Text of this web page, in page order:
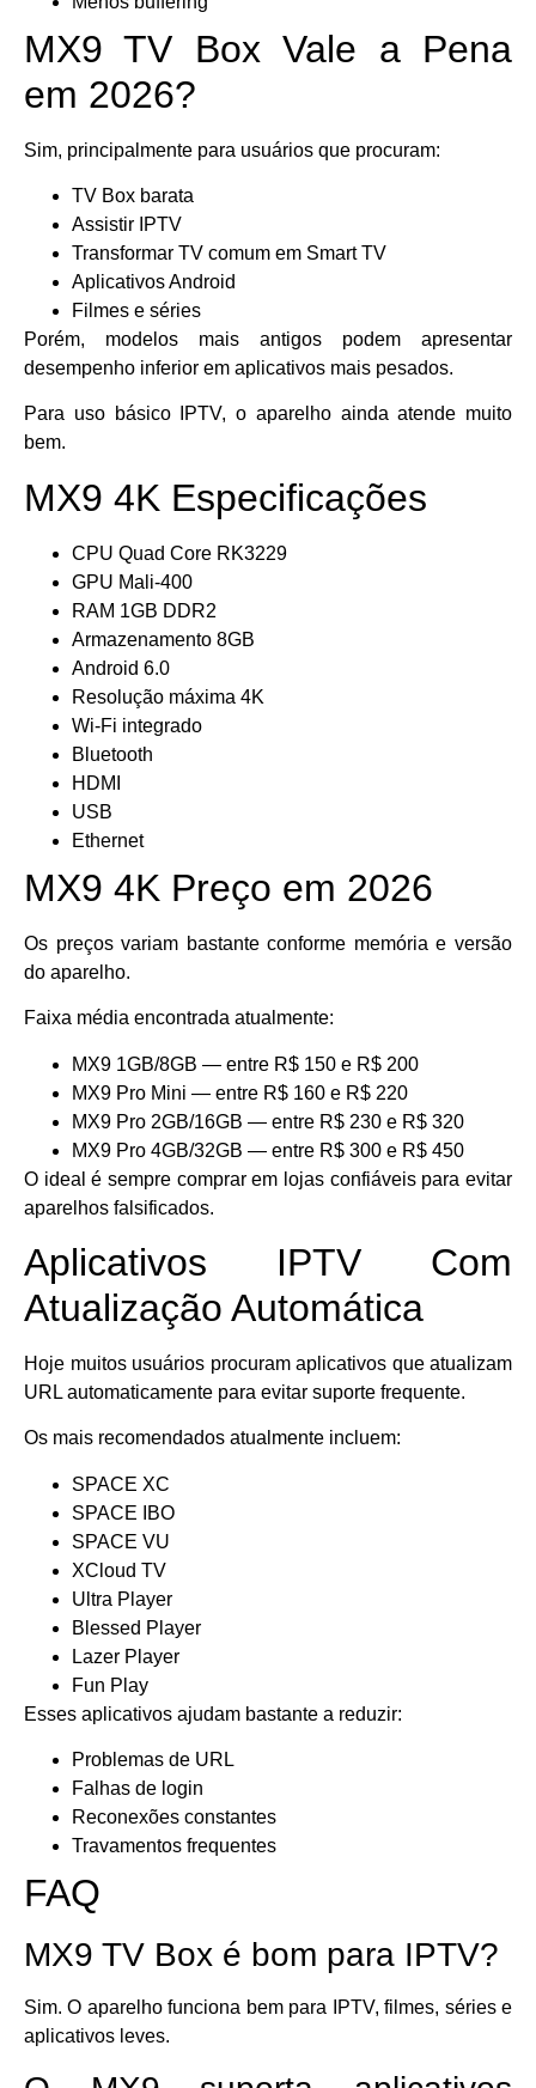
MX9 TV Box Vale a Pena
em 2026?
Sim, principalmente para usuários que procuram:
TV Box barata
Assistir IPTV
Transformar TV comum em Smart TV
Aplicativos Android
Filmes e séries
Porém, modelos mais antigos podem apresentar
desempenho inferior em aplicativos mais pesados.
Para uso básico IPTV, o aparelho ainda atende muito
bem.
MX9 4K Especificações
CPU Quad Core RK3229
GPU Mali-400
RAM 1GB DDR2
Armazenamento 8GB
Android 6.0
Resolução máxima 4K
Wi-Fi integrado
Bluetooth
HDMI
USB
Ethernet
MX9 4K Preço em 2026
Os preços variam bastante conforme memória e versão
do aparelho.
Faixa média encontrada atualmente:
MX9 1GB/8GB — entre R$ 150 e R$ 200
MX9 Pro Mini — entre R$ 160 e R$ 220
MX9 Pro 2GB/16GB — entre R$ 230 e R$ 320
MX9 Pro 4GB/32GB — entre R$ 300 e R$ 450
O ideal é sempre comprar em lojas confiáveis para evitar
aparelhos falsificados.
Aplicativos IPTV Com
Atualização Automática
Hoje muitos usuários procuram aplicativos que atualizam
URL automaticamente para evitar suporte frequente.
Os mais recomendados atualmente incluem:
SPACE XC
SPACE IBO
SPACE VU
XCloud TV
Ultra Player
Blessed Player
Lazer Player
Fun Play
Esses aplicativos ajudam bastante a reduzir:
Problemas de URL
Falhas de login
Reconexões constantes
Travamentos frequentes
FAQ
MX9 TV Box é bom para IPTV?
Sim. O aparelho funciona bem para IPTV, filmes, séries e
aplicativos leves.